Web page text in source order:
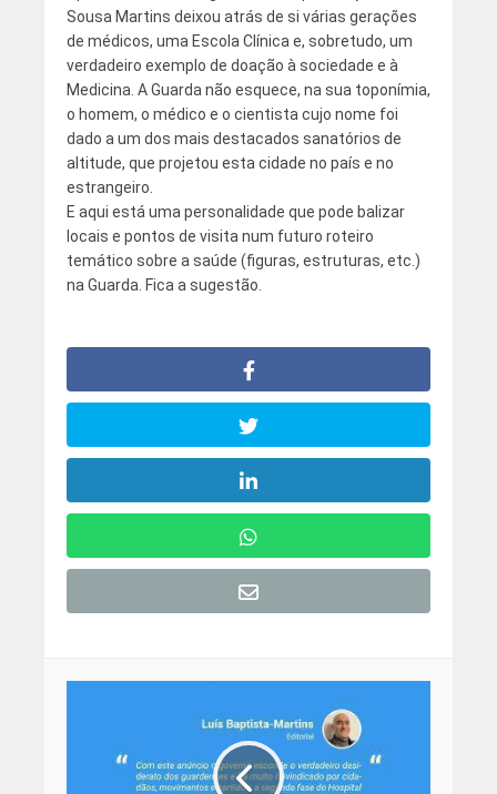
Sousa Martins deixou atrás de si várias gerações
de médicos, uma Escola Clínica e, sobretudo, um
verdadeiro exemplo de doação à sociedade e à
Medicina. A Guarda não esquece, na sua toponímia,
o homem, o médico e o cientista cujo nome foi
dado a um dos mais destacados sanatórios de
altitude, que projetou esta cidade no país e no
estrangeiro.
E aqui está uma personalidade que pode balizar
locais e pontos de visita num futuro roteiro
temático sobre a saúde (figuras, estruturas, etc.)
na Guarda. Fica a sugestão.